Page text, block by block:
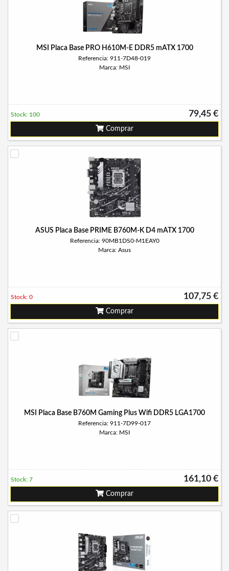
MSI Placa Base PRO H610M-E DDR5 mATX 1700
Referencia: 911-7D48-019
Marca: MSI
79,45 €
Stock: 100
Comprar
ASUS Placa Base PRIME B760M-K D4 mATX 1700
Referencia: 90MB1DS0-M1EAY0
Marca: Asus
107,75 €
Stock: 0
Comprar
MSI Placa Base B760M Gaming Plus Wifi DDR5 LGA1700
Referencia: 911-7D99-017
Marca: MSI
161,10 €
Stock: 7
Comprar